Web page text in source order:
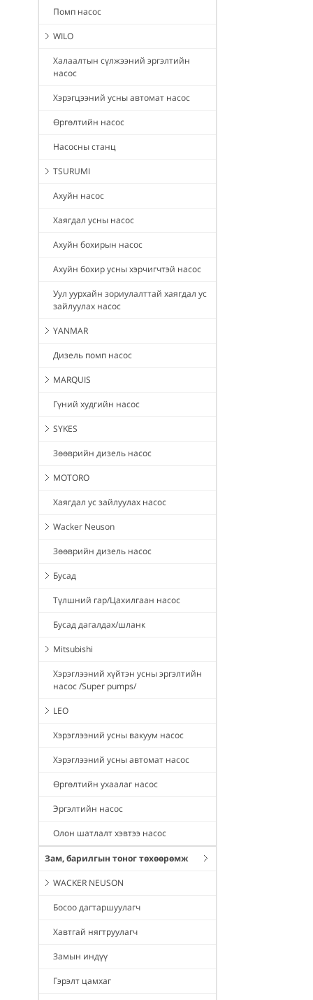
Помп насос
WILO
Халаалтын сүлжээний эргэлтийн
насос
Хэрэгцээний усны автомат насос
Өргөлтийн насос
Насосны станц
TSURUMI
Ахуйн насос
Хаягдал усны насос
Ахуйн бохирын насос
Ахуйн бохир усны хэрчигчтэй насос
Уул уурхайн зориулалттай хаягдал ус
зайлуулах насос
YANMAR
Дизель помп насос
MARQUIS
Гүний худгийн насос
SYKES
Зөөврийн дизель насос
MOTORO
Хаягдал ус зайлуулах насос
Wacker Neuson
Зөөврийн дизель насос
Бусад
Түлшний гар/Цахилгаан насос
Бусад дагалдах/шланк
Mitsubishi
Хэрэглээний хүйтэн усны эргэлтийн
насос /Super pumps/
LEO
Хэрэглээний усны вакуум насос
Хэрэглээний усны автомат насос
Өргөлтийн ухаалаг насос
Эргэлтийн насос
Олон шатлалт хэвтээ насос
Зам, барилгын тоног төхөөрөмж
WACKER NEUSON
Босоо дагтаршуулагч
Хавтгай нягтруулагч
Замын индүү
Гэрэлт цамхаг